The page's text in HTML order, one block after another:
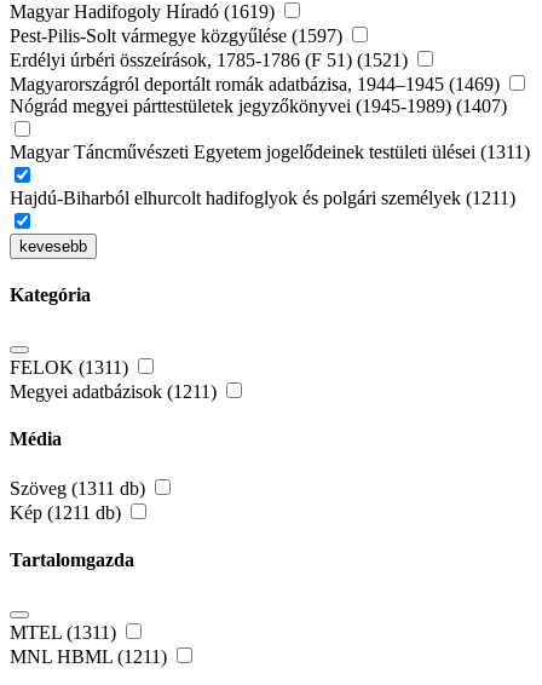
Magyar Hadifogoly Híradó (1619)
Pest-Pilis-Solt vármegye közgyűlése (1597)
Erdélyi úrbéri összeírások, 1785-1786 (F 51) (1521)
Magyarországról deportált romák adatbázisa, 1944–1945 (1469)
Nógrád megyei párttestületek jegyzőkönyvei (1945-1989) (1407)
Magyar Táncművészeti Egyetem jogelődeinek testületi ülései (1311)
Hajdú-Biharból elhurcolt hadifoglyok és polgári személyek (1211)
kevesebb
Kategória
FELOK (1311)
Megyei adatbázisok (1211)
Média
Szöveg (1311 db)
Kép (1211 db)
Tartalomgazda
MTEL (1311)
MNL HBML (1211)